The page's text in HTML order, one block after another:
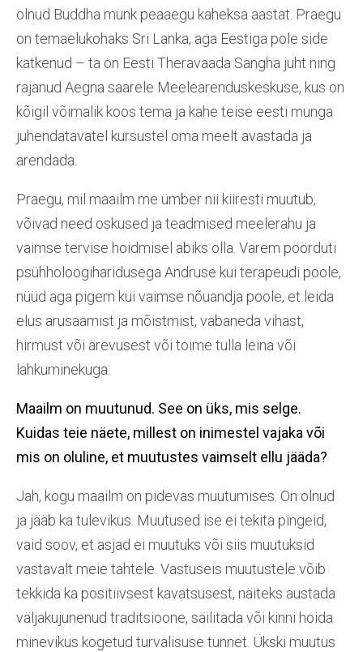
olnud Buddha munk peaaegu kaheksa aastat. Praegu
on temaelukohaks Sri Lanka, aga Eestiga pole side
katkenud – ta on Eesti Theravaada Sangha juht ning
rajanud Aegna saarele Meelearenduskeskuse, kus on
kõigil võimalik koos tema ja kahe teise eesti munga
juhendatavatel kursustel oma meelt avastada ja
arendada.
Praegu, mil maailm me ümber nii kiiresti muutub,
võivad need oskused ja teadmised meelerahu ja
vaimse tervise hoidmisel abiks olla. Varem pöörduti
psühholoogiharidusega Andruse kui terapeudi poole,
nüüd aga pigem kui vaimse nõuandja poole, et leida
elus arusaamist ja mõistmist, vabaneda vihast,
hirmust või ärevusest või toime tulla leina või
lahkuminekuga.
Maailm on muutunud. See on üks, mis selge.
Kuidas teie näete, millest on inimestel vajaka või
mis on oluline, et muutustes vaimselt ellu jääda?
Jah, kogu maailm on pidevas muutumises. On olnud
ja jääb ka tulevikus. Muutused ise ei tekita pingeid,
vaid soov, et asjad ei muutuks või siis muutuksid
vastavalt meie tahtele. Vastuseis muutustele võib
tekkida ka positiivsest kavatsusest, näiteks austada
väljakujunenud traditsioone, säilitada või kinni hoida
minevikus kogetud turvalisuse tunnet. Ükski muutus